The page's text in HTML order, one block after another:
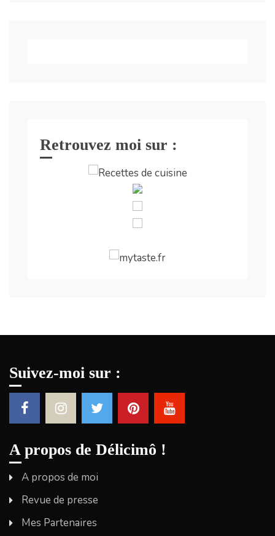
Retrouvez moi sur :
Suivez-moi sur :
A propos de Délicimô !
A propos de moi
Revue de presse
Mes Partenaires